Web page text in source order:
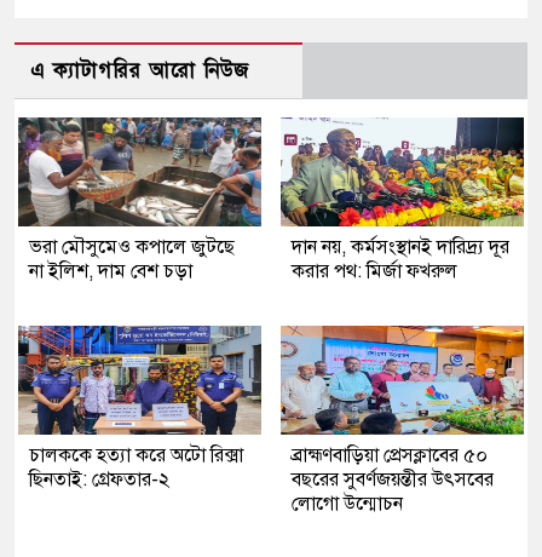
এ ক্যাটাগরির আরো নিউজ
ভরা মৌসুমেও কপালে জুটছে
না ইলিশ, দাম বেশ চড়া
দান নয়, কর্মসংস্থানই দারিদ্র্য দূর
করার পথ: মির্জা ফখরুল
চালককে হত্যা করে অটো রিক্সা
ছিনতাই: গ্রেফতার-২
ব্রাহ্মণবাড়িয়া প্রেসক্লাবের ৫০
বছরের সুবর্ণজয়ন্তীর উৎসবের
লোগো উন্মোচন